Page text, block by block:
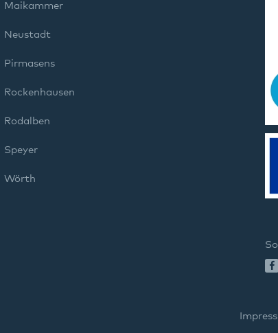
Maikammer
Neustadt
Pirmasens
Rockenhausen
Rodalben
Speyer
Wörth